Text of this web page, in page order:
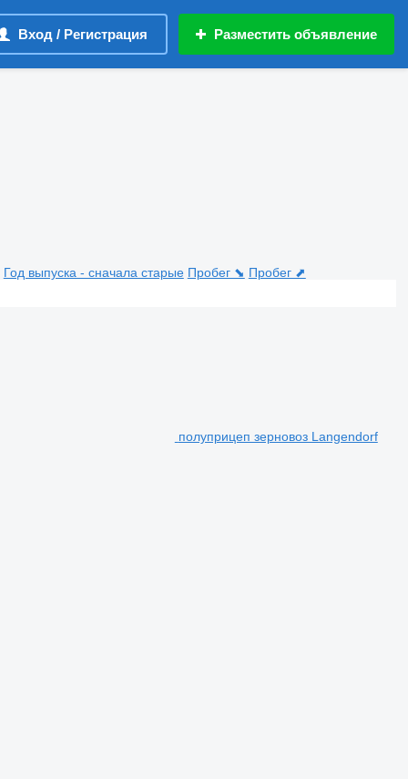
Вход / Регистрация Разместить объявление
Год выпуска - сначала старые Пробег ⬊ Пробег ⬈
полуприцеп зерновоз Langendorf